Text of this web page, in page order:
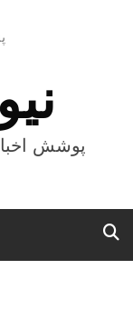
پوشش